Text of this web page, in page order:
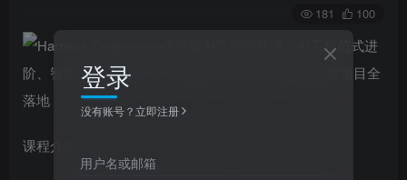
181 100
课程介绍
登录
没有账号？立即注册
用户名或邮箱